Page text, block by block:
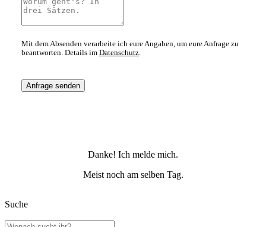
Mit dem Absenden verarbeite ich eure Angaben, um eure Anfrage zu
beantworten. Details im Datenschutz.
Anfrage senden
Danke! Ich melde mich.
Meist noch am selben Tag.
Suche